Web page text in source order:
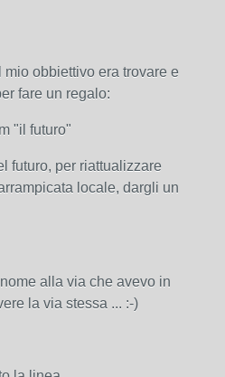
mio obbiettivo era trovare e
fare un regalo:
"il futuro"
futuro, per riattualizzare
locale, dargli un
alla via che avevo in
la via stessa ... :-)